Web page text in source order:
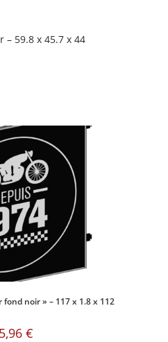
59.8 x 45.7 x 44
fond noir » – 117 x 1.8 x 112
€